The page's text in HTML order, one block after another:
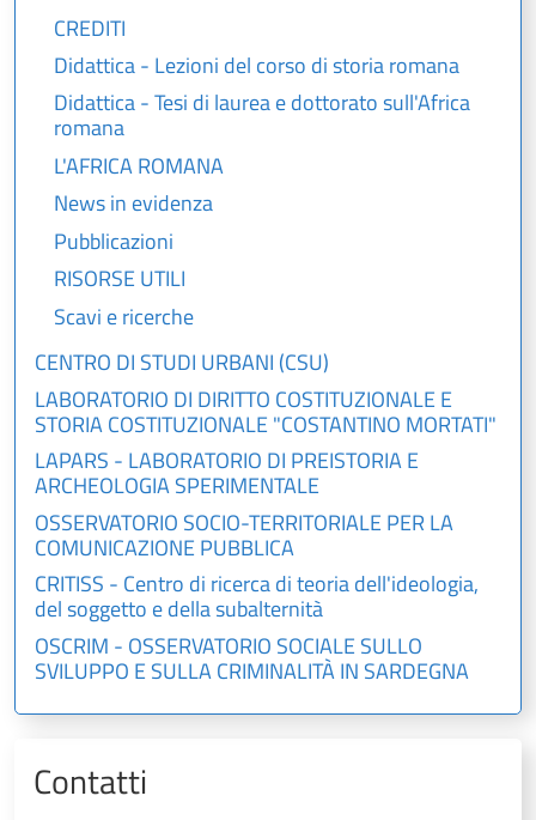
CREDITI
Didattica - Lezioni del corso di storia romana
Didattica - Tesi di laurea e dottorato sull'Africa
romana
L'AFRICA ROMANA
News in evidenza
Pubblicazioni
RISORSE UTILI
Scavi e ricerche
CENTRO DI STUDI URBANI (CSU)
LABORATORIO DI DIRITTO COSTITUZIONALE E
STORIA COSTITUZIONALE "COSTANTINO MORTATI"
LAPARS - LABORATORIO DI PREISTORIA E
ARCHEOLOGIA SPERIMENTALE
OSSERVATORIO SOCIO-TERRITORIALE PER LA
COMUNICAZIONE PUBBLICA
CRITISS - Centro di ricerca di teoria dell'ideologia,
del soggetto e della subalternità
OSCRIM - OSSERVATORIO SOCIALE SULLO
SVILUPPO E SULLA CRIMINALITÀ IN SARDEGNA
Contatti